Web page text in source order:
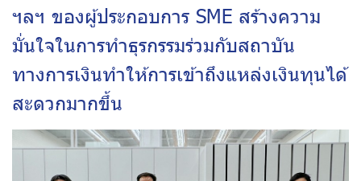
ฯลฯ ของผู้ประกอบการ SME สร้างความ
มั่นใจในการทำธุรกรรมร่วมกับสถาบัน
ทางการเงินทำให้การเข้าถึงแหล่งเงินทุนได้
สะดวกมากขึ้น